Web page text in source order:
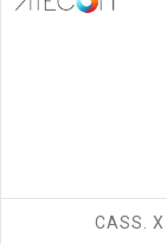
CASS.